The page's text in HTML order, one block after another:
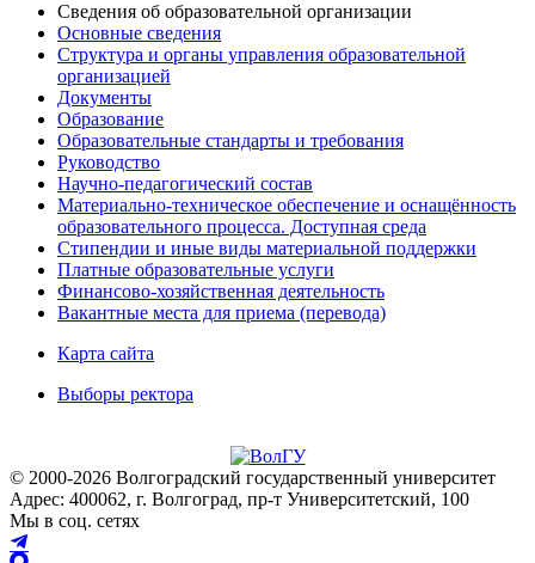
Сведения об образовательной организации
Основные сведения
Структура и органы управления образовательной
организацией
Документы
Образование
Образовательные стандарты и требования
Руководство
Научно-педагогический состав
Материально-техническое обеспечение и оснащённость
образовательного процесса. Доступная среда
Стипендии и иные виды материальной поддержки
Платные образовательные услуги
Финансово-хозяйственная деятельность
Вакантные места для приема (перевода)
Карта сайта
Выборы ректора
© 2000-2026 Волгоградский государственный университет
Адрес: 400062, г. Волгоград, пр-т Университетский, 100
Мы в соц. сетях